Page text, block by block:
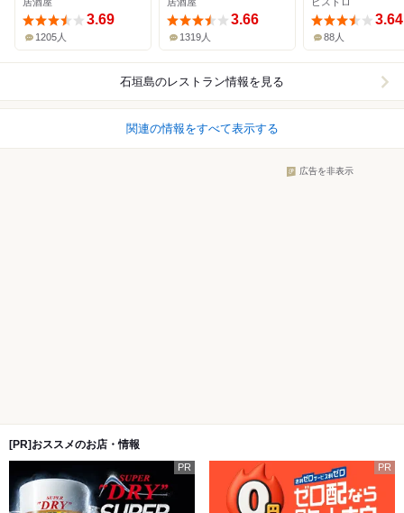
3.69
1205人
3.66
1319人
3.64
88人
石垣島のレストラン情報を見る
関連の情報をすべて表示する
広告を非表示
[PR]おススメのお店・情報
PR PR